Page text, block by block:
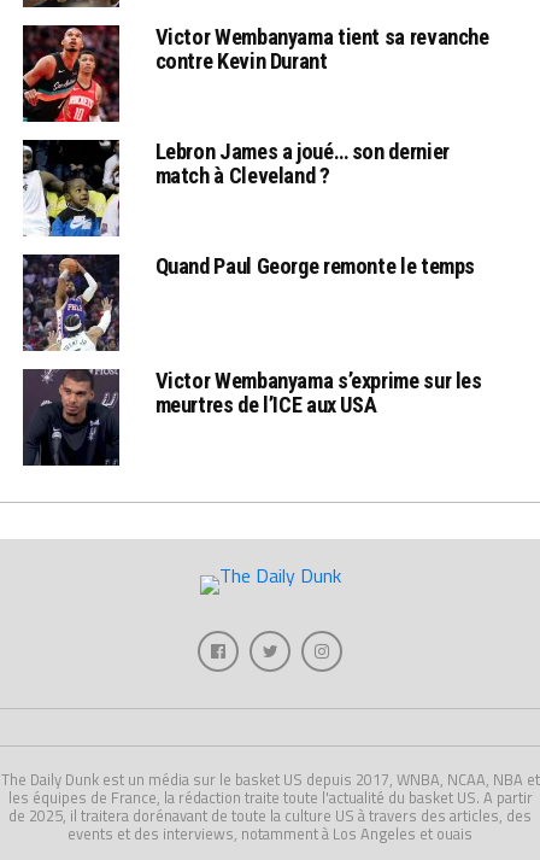
Victor Wembanyama tient sa revanche
contre Kevin Durant
Lebron James a joué… son dernier
match à Cleveland ?
Quand Paul George remonte le temps
Victor Wembanyama s’exprime sur les
meurtres de l’ICE aux USA
The Daily Dunk est un média sur le basket US depuis 2017, WNBA, NCAA, NBA et
les équipes de France, la rédaction traite toute l'actualité du basket US. A partir
de 2025, il traitera dorénavant de toute la culture US à travers des articles, des
events et des interviews, notamment à Los Angeles et ouais